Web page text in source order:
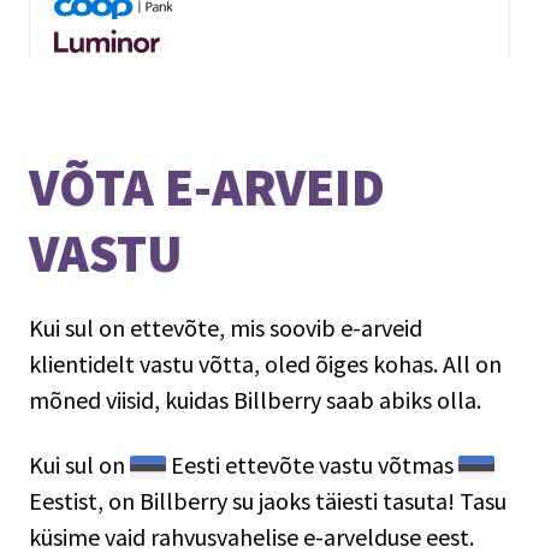
VÕTA E-ARVEID
VASTU
Kui sul on ettevõte, mis soovib e-arveid
klientidelt vastu võtta, oled õiges kohas. All on
mõned viisid, kuidas Billberry saab abiks olla.
Kui sul on Eesti ettevõte vastu võtmas
Eestist, on Billberry su jaoks täiesti tasuta! Tasu
küsime vaid rahvusvahelise e-arvelduse eest.